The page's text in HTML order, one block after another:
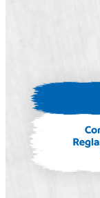
sana, la
la no